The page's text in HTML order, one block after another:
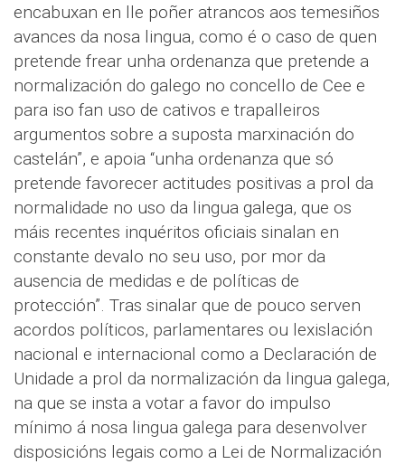
encabuxan en lle poñer atrancos aos temesiños
avances da nosa lingua, como é o caso de quen
pretende frear unha ordenanza que pretende a
normalización do galego no concello de Cee e
para iso fan uso de cativos e trapalleiros
argumentos sobre a suposta marxinación do
castelán”, e apoia “unha ordenanza que só
pretende favorecer actitudes positivas a prol da
normalidade no uso da lingua galega, que os
máis recentes inquéritos oficiais sinalan en
constante devalo no seu uso, por mor da
ausencia de medidas e de políticas de
protección”. Tras sinalar que de pouco serven
acordos políticos, parlamentares ou lexislación
nacional e internacional como a Declaración de
Unidade a prol da normalización da lingua galega,
na que se insta a votar a favor do impulso
mínimo á nosa lingua galega para desenvolver
disposicións legais como a Lei de Normalización